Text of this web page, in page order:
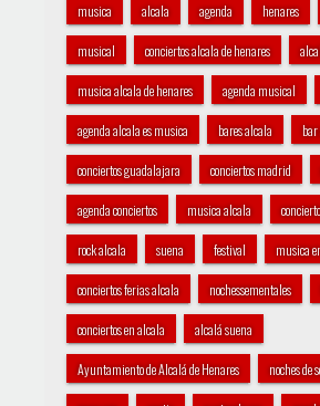
musica alcala agenda henares
musical conciertos alcala de henares
musica alcala de henares agenda musical
agenda alcala es musica bares alcala
conciertos guadalajara conciertos madrid
agenda conciertos musica alcala
rock alcala suena festival musica
conciertos ferias alcala nochessementales
conciertos en alcala alcalá suena
Ayuntamiento de Alcalá de Henares noches de